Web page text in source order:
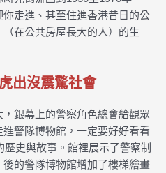
走進、甚至住進香港昔日的公
在公共房屋長大的人）的生
出沒震驚社會
銀幕上的警察角色總會給觀眾
警隊博物館，一定要好好看看
史與故事。館裡展示了警察制
的警隊博物館增加了樓梯繪畫